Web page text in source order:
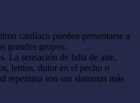
cardíaco pueden presentarse a
grandes grupos:
La sensación de falta de aire,
lentos, dolor en el pecho o
repentina son sus síntomas más